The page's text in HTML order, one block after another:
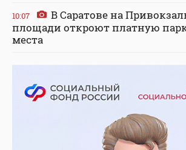
10:07
В Саратове на
площади откроют платную
места